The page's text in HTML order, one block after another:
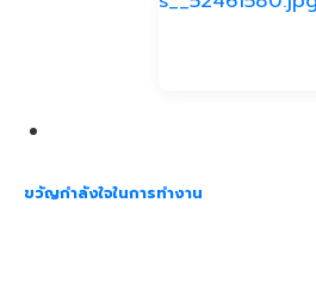
ขวัญกำลังใจในการทำงาน